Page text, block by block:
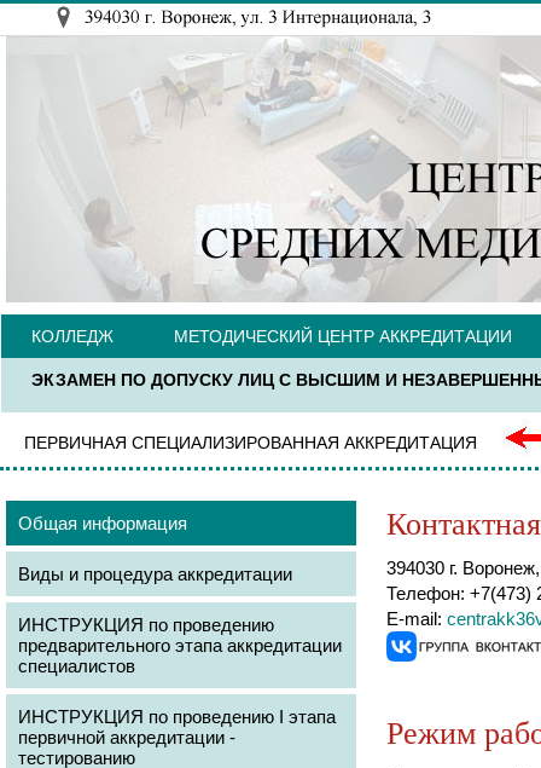
КОЛЛЕДЖ МЕТОДИЧЕСКИЙ ЦЕНТР АККРЕДИТАЦИИ
ЭКЗАМЕН ПО ДОПУСКУ ЛИЦ С ВЫСШИМ И
ПЕРВИЧНАЯ СПЕЦИАЛИЗИРОВАННАЯ АККРЕДИТАЦИЯ
Общая информация
Виды и процедура аккредитации
ИНСТРУКЦИЯ по проведению
предварительного этапа аккредитации
специалистов
ИНСТРУКЦИЯ по проведению I этапа
первичной аккредитации -
тестированию
394030 г.
Телефон: +7(473)
E-mail:
Режим